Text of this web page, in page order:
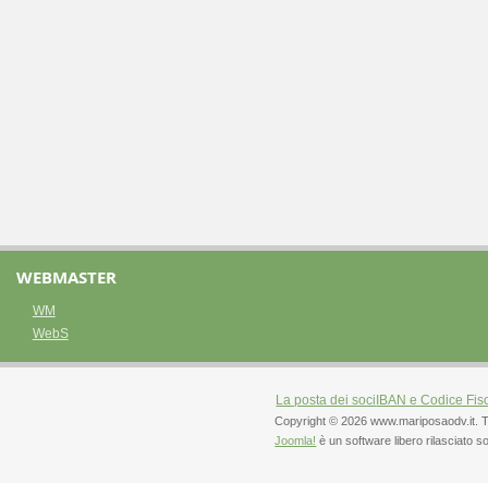
WEBMASTER
WM
WebS
La posta dei soci IBAN e Codice
Copyright © 2026 www.mariposaodv.it.
Joomla! è un software libero rilasciato